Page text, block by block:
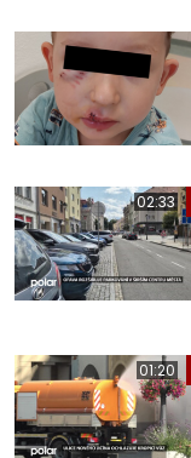
02:33
01:20